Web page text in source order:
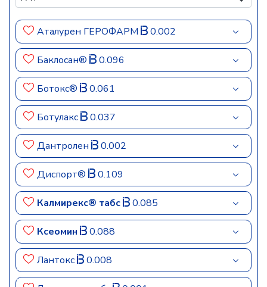
Аталурен ГЕРОФАРМ 0.002
Баклосан® 0.096
Ботокс® 0.061
Ботулакс 0.037
Дантролен 0.002
Диспорт® 0.109
Калмирекс® табс 0.085
Ксеомин 0.088
Лантокс 0.008